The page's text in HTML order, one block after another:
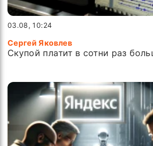
03.08, 10:24
Сергей Яковлев
Скупой платит в сотни раз